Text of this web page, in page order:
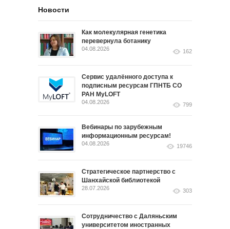
Новости
Как молекулярная генетика
перевернула ботанику
04.08.2026 162
Сервис удалённого доступа к
подписным ресурсам ГПНТБ СО
РАН MyLOFT
04.08.2026 799
Вебинары по зарубежным
информационным ресурсам!
04.08.2026 19746
Стратегическое партнерство с
Шанхайской библиотекой
28.07.2026 303
Сотрудничество с Даляньским
университетом иностранных